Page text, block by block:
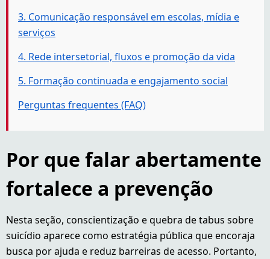
3. Comunicação responsável em escolas, mídia e
serviços
4. Rede intersetorial, fluxos e promoção da vida
5. Formação continuada e engajamento social
Perguntas frequentes (FAQ)
Por que falar abertamente
fortalece a prevenção
Nesta seção, conscientização e quebra de tabus sobre
suicídio aparece como estratégia pública que encoraja
busca por ajuda e reduz barreiras de acesso. Portanto,